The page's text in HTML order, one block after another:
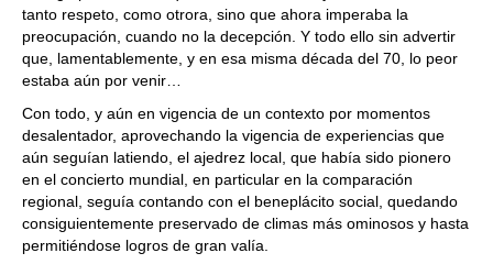
tanto respeto, como otrora, sino que ahora imperaba la
preocupación, cuando no la decepción. Y todo ello sin advertir
que, lamentablemente, y en esa misma década del 70, lo peor
estaba aún por venir…
Con todo, y aún en vigencia de un contexto por momentos
desalentador, aprovechando la vigencia de experiencias que
aún seguían latiendo, el ajedrez local, que había sido pionero
en el concierto mundial, en particular en la comparación
regional, seguía contando con el beneplácito social, quedando
consiguientemente preservado de climas más ominosos y hasta
permitiéndose logros de gran valía.